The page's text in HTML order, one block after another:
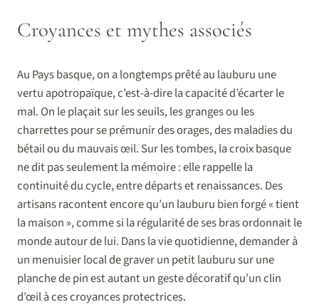
Croyances et mythes associés
Au Pays basque, on a longtemps prêté au lauburu une
vertu apotropaïque, c’est-à-dire la capacité d’écarter le
mal. On le plaçait sur les seuils, les granges ou les
charrettes pour se prémunir des orages, des maladies du
bétail ou du mauvais œil. Sur les tombes, la croix basque
ne dit pas seulement la mémoire : elle rappelle la
continuité du cycle, entre départs et renaissances. Des
artisans racontent encore qu’un lauburu bien forgé « tient
la maison », comme si la régularité de ses bras ordonnait le
monde autour de lui. Dans la vie quotidienne, demander à
un menuisier local de graver un petit lauburu sur une
planche de pin est autant un geste décoratif qu’un clin
d’œil à ces croyances protectrices.